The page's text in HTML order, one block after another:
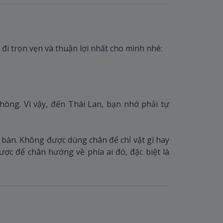
trọn vẹn và thuận lợi nhất cho mình nhé:
Vì vậy, đến Thái Lan, bạn nhớ phải tự
Không được dùng chân để chỉ vật gì hay
để chân hướng về phía ai đó, đặc biệt là